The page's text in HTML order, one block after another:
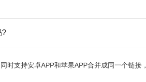
?
支持安卓APP和苹果APP合并成同一个链接